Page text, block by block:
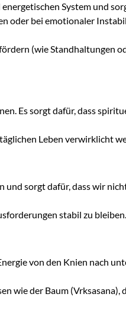
System und
oder bei emotionaler
(wie Standhaltungen
Es sorgt dafür, dass
Leben verwirklicht
und sorgt dafür, dass wir
stabil zu bleiben.
von den Knien nach
wie der Baum (Vrksasana),